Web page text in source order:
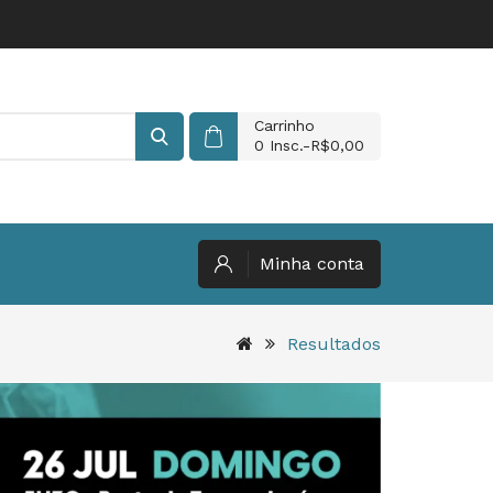
Carrinho
0 Insc.-R$0,00
Minha conta
Resultados